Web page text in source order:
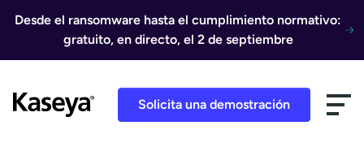
Desde el ransomware hasta el cumplimiento normativo:
gratuito, en directo, el 2 de septiembre
Solicita una demostración